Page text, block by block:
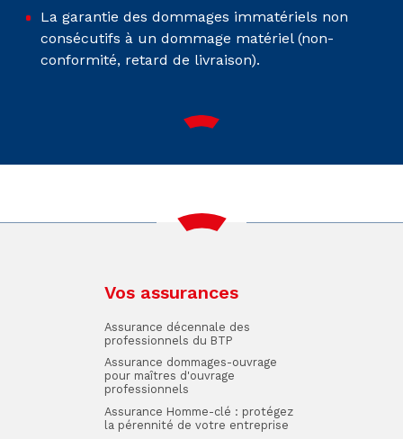
La garantie des dommages immatériels non
consécutifs à un dommage matériel (non-
conformité, retard de livraison).
Vos assurances
Assurance décennale des
professionnels du BTP
Assurance dommages-ouvrage
pour maîtres d'ouvrage
professionnels
Assurance Homme-clé : protégez
la pérennité de votre entreprise